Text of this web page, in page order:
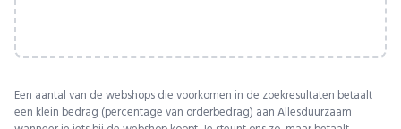
Een aantal van de webshops die voorkomen in de zoekresultaten betaalt
een klein bedrag (percentage van orderbedrag) aan Allesduurzaam